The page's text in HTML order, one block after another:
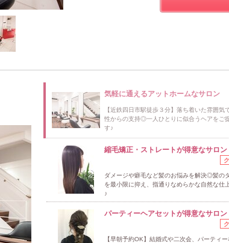
気軽に通えるアットホームなサロン
【近鉄四日市駅徒歩３分】落ち着いた雰囲気
性からの支持◎一人ひとりに似合うヘアをご
す♪
縮毛矯正・ストレートが得意なサロン
ダメージや癖毛など髪のお悩みを解決◎髪の
を最小限に抑え、指通りなめらかな自然な仕
♪
パーティーヘアセットが得意なサロン
【早朝予約OK】結婚式や二次会、パーティ